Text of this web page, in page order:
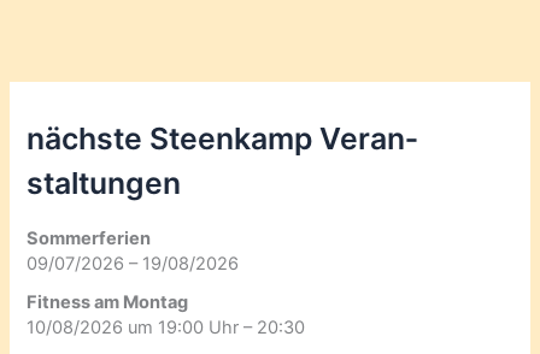
nächste Steenkamp Veran­
staltungen
Sommerferien
09/07/2026 – 19/08/2026
Fitness am Montag
10/08/2026 um 19:00 Uhr – 20:30